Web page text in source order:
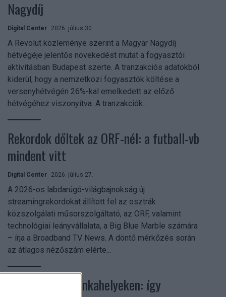
Nagydíj
Digital Center 2026. július 30.
A Revolut közleménye szerint a Magyar Nagydíj
hétvégéje jelentős növekedést mutat a fogyasztói
aktivitásban Budapest szerte. A tranzakciós adatokból
kiderül, hogy a nemzetközi fogyasztók költése a
versenyhétvégén 26%-kal emelkedett az előző
hétvégéhez viszonyítva. A tranzakciók...
Rekordok dőltek az ORF-nél: a futball-vb
mindent vitt
Digital Center 2026. július 27.
A 2026-os labdarúgó-világbajnokság új
streamingrekordokat állított fel az osztrák
közszolgálati műsorszolgáltató, az ORF, valamint
technológiai leányvállalata, a Big Blue Marble számára
– írja a Broadband TV News. A döntő mérkőzés során
az átlagos nézőszám elérte...
Shadow AI a munkahelyeken: így